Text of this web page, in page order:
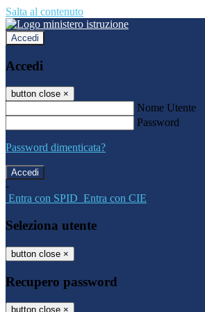
Salta al contenuto
Accedi
Accedi
button close ×
Nome Utente
Password
Password dimenticata?
-
Entra con SPID Entra con CIE
Seleziona utente
button close ×
Recupero password
button close ×